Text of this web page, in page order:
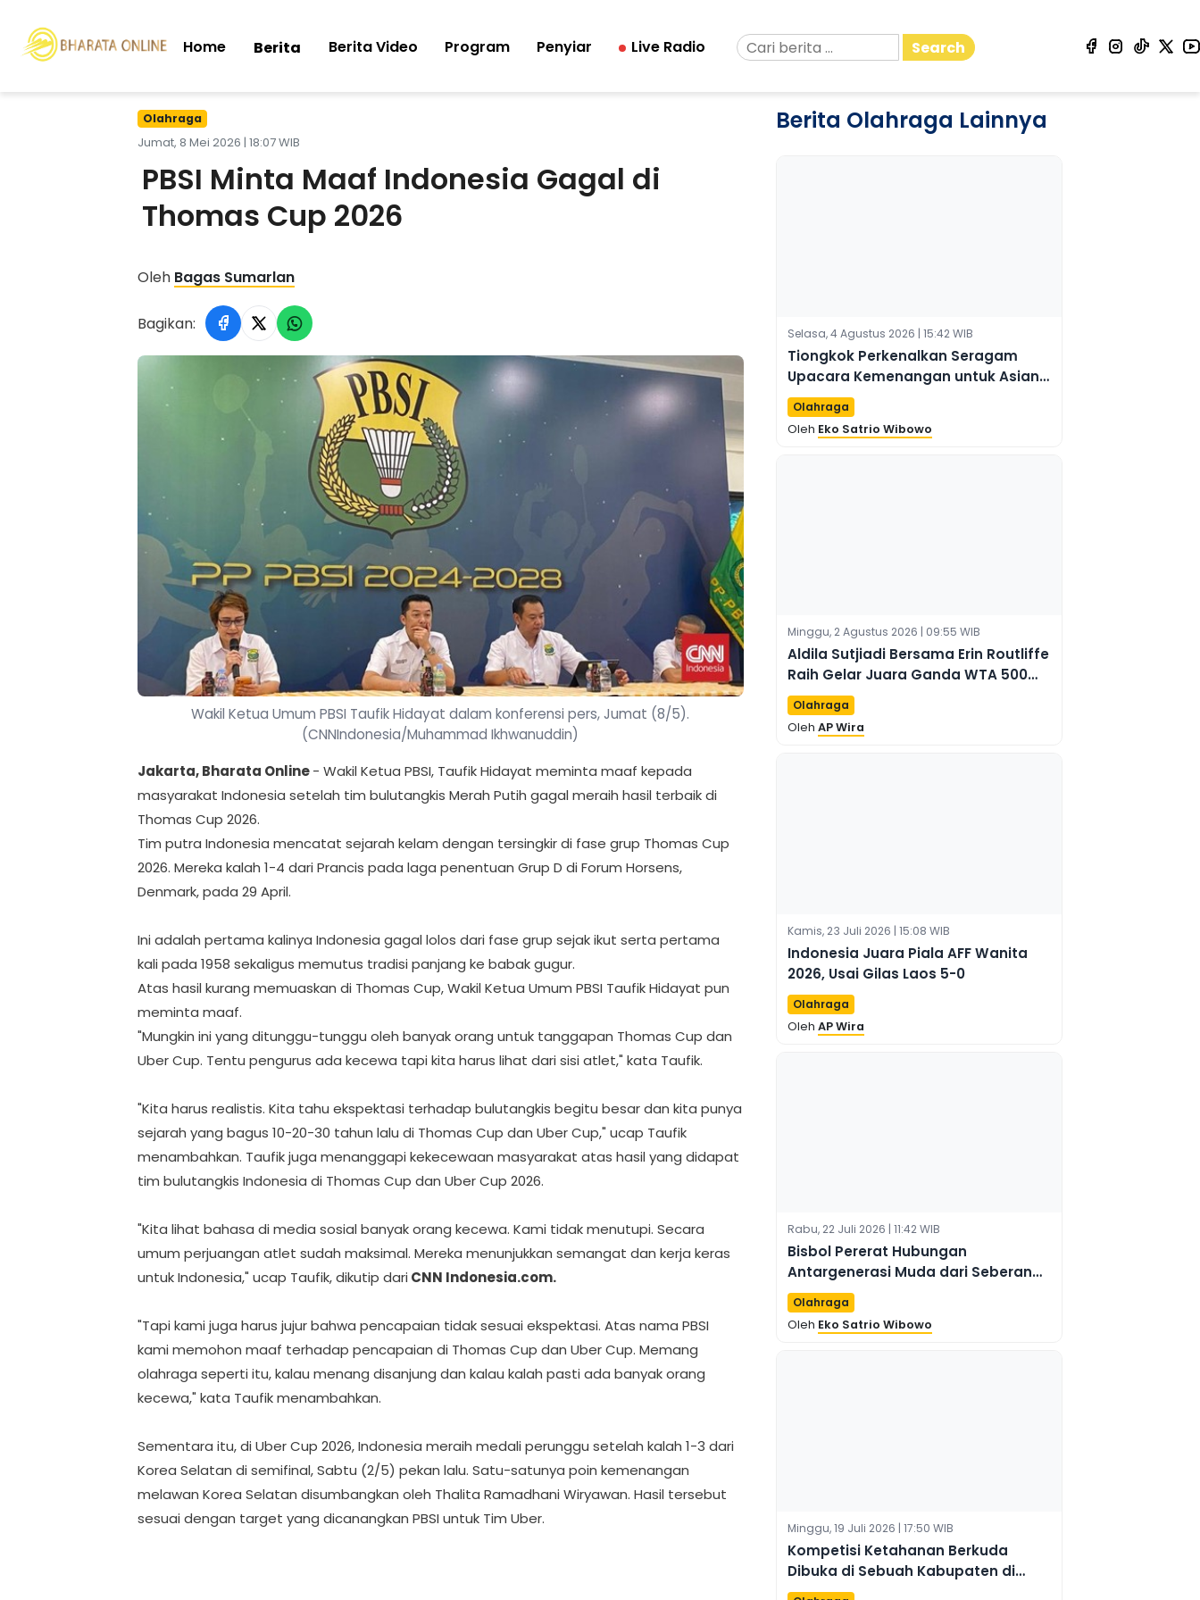
Home Berita Berita Video Program Penyiar Live Radio Search
Olahraga
Jumat, 8 Mei 2026 | 18:07 WIB
PBSI Minta Maaf Indonesia Gagal di
Thomas Cup 2026
Oleh Bagas Sumarlan
Bagikan:
Wakil Ketua Umum PBSI Taufik Hidayat dalam konferensi pers, Jumat (8/5).
(CNNIndonesia/Muhammad Ikhwanuddin)
Jakarta, Bharata Online- Wakil Ketua PBSI, Taufik Hidayat meminta maaf kepada
masyarakat Indonesia setelah tim bulutangkis Merah Putih gagal meraih hasil terbaik di
Thomas Cup 2026.
Tim putra Indonesia mencatat sejarah kelam dengan tersingkir di fase grup Thomas Cup
2026. Mereka kalah 1-4 dari Prancis pada laga penentuan Grup D di Forum Horsens,
Denmark, pada 29 April.
Ini adalah pertama kalinya Indonesia gagal lolos dari fase grup sejak ikut serta pertama
kali pada 1958 sekaligus memutus tradisi panjang ke babak gugur.
Atas hasil kurang memuaskan di Thomas Cup, Wakil Ketua Umum PBSI Taufik Hidayat pun
meminta maaf.
"Mungkin ini yang ditunggu-tunggu oleh banyak orang untuk tanggapan Thomas Cup dan
Uber Cup. Tentu pengurus ada kecewa tapi kita harus lihat dari sisi atlet," kata Taufik.
"Kita harus realistis. Kita tahu ekspektasi terhadap bulutangkis begitu besar dan kita punya
sejarah yang bagus 10-20-30 tahun lalu di Thomas Cup dan Uber Cup," ucap Taufik
menambahkan. Taufik juga menanggapi kekecewaan masyarakat atas hasil yang didapat
tim bulutangkis Indonesia di Thomas Cup dan Uber Cup 2026.
"Kita lihat bahasa di media sosial banyak orang kecewa. Kami tidak menutupi. Secara
umum perjuangan atlet sudah maksimal. Mereka menunjukkan semangat dan kerja keras
untuk Indonesia," ucap Taufik, dikutip dari CNN Indonesia.com.
"Tapi kami juga harus jujur bahwa pencapaian tidak sesuai ekspektasi. Atas nama PBSI
kami memohon maaf terhadap pencapaian di Thomas Cup dan Uber Cup. Memang
olahraga seperti itu, kalau menang disanjung dan kalau kalah pasti ada banyak orang
kecewa," kata Taufik menambahkan.
Sementara itu, di Uber Cup 2026, Indonesia meraih medali perunggu setelah kalah 1-3 dari
Korea Selatan di semifinal, Sabtu (2/5) pekan lalu. Satu-satunya poin kemenangan
melawan Korea Selatan disumbangkan oleh Thalita Ramadhani Wiryawan. Hasil tersebut
sesuai dengan target yang dicanangkan PBSI untuk Tim Uber.
Berita Olahraga Lainnya
Selasa, 4 Agustus 2026 | 15:42 WIB
Tiongkok Perkenalkan Seragam
Upacara Kemenangan untuk Asian
Games 2026
Olahraga
Oleh Eko Satrio Wibowo
Minggu, 2 Agustus 2026 | 09:55 WIB
Aldila Sutjiadi Bersama Erin Routliffe
Raih Gelar Juara Ganda WTA 500
DC Open 2026
Olahraga
Oleh AP Wira
Kamis, 23 Juli 2026 | 15:08 WIB
Indonesia Juara Piala AFF Wanita
2026, Usai Gilas Laos 5-0
Olahraga
Oleh AP Wira
Rabu, 22 Juli 2026 | 11:42 WIB
Bisbol Pererat Hubungan
Antargenerasi Muda dari Seberang
Selat Taiwan
Olahraga
Oleh Eko Satrio Wibowo
Minggu, 19 Juli 2026 | 17:50 WIB
Kompetisi Ketahanan Berkuda
Dibuka di Sebuah Kabupaten di
Tiongkok Utara